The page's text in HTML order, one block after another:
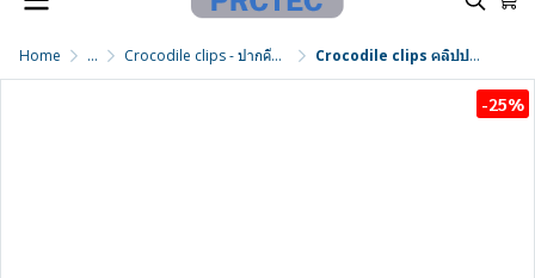
Home ... Crocodile clips - ปากคีบจระเข้ Crocodile clips คลิปปากคีบจระเข้ รุ่น AK2799 NI/SW
-25%